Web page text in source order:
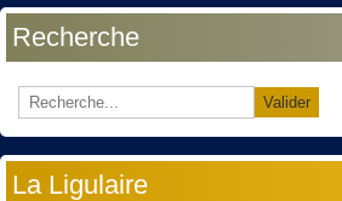
Recherche
Valider
La Ligulaire